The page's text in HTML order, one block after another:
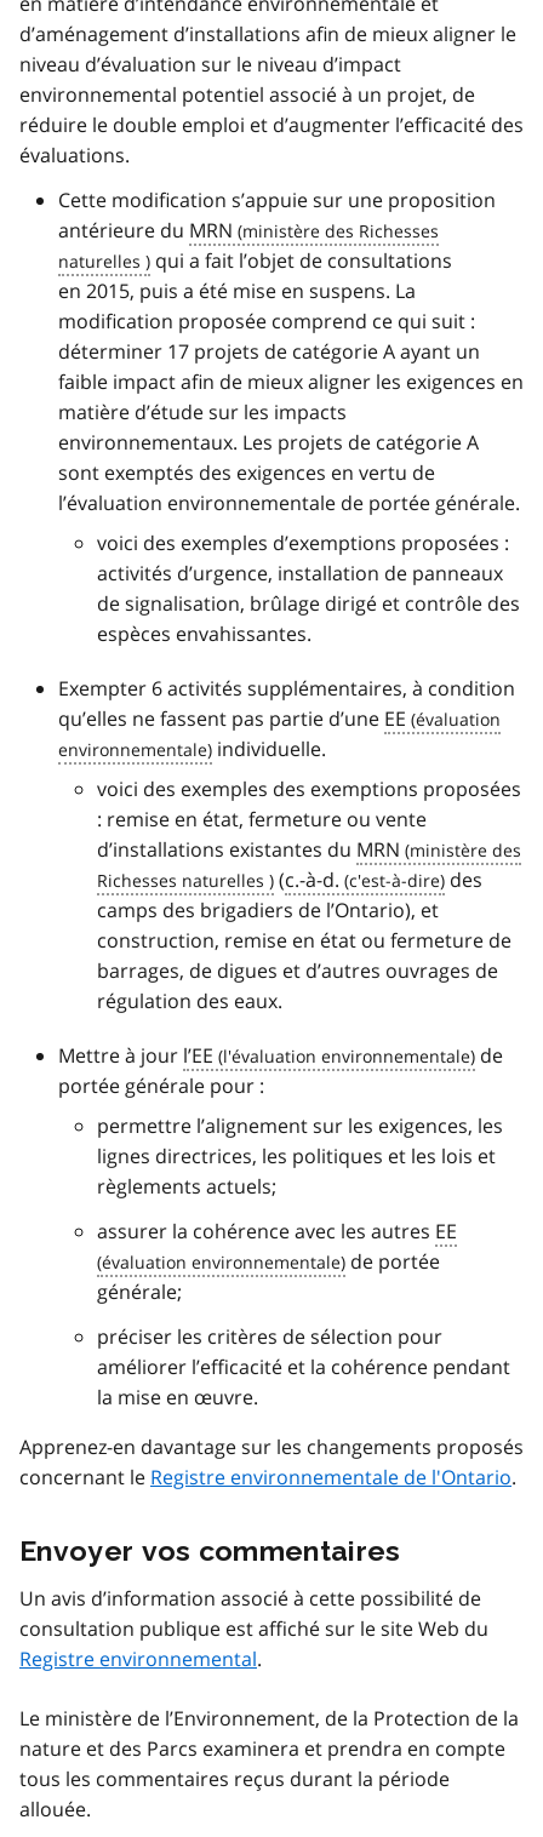
d’aménagement d’installations afin de mieux aligner le
niveau d’évaluation sur le niveau d’impact
environnemental potentiel associé à un projet, de
réduire le double emploi et d’augmenter l’efficacité des
évaluations.
Cette modification s’appuie sur une proposition
antérieure du MRN
qui a fait l’objet de consultations
en 2015, puis a été mise en suspens. La
modification proposée comprend ce qui suit :
déterminer 17 projets de catégorie A ayant un
faible impact afin de mieux aligner les exigences en
matière d’étude sur les impacts
environnementaux. Les projets de catégorie A
sont exemptés des exigences en vertu de
l’évaluation environnementale de portée générale.
voici des exemples d’exemptions proposées :
activités d’urgence, installation de panneaux
de signalisation, brûlage dirigé et contrôle des
espèces envahissantes.
Exempter 6 activités supplémentaires, à condition
qu’elles ne fassent pas partie d’une EE
individuelle.
voici des exemples des exemptions proposées
: remise en état, fermeture ou vente
d’installations existantes du MRN
(c.-à-d.
des
camps des brigadiers de l’Ontario), et
construction, remise en état ou fermeture de
barrages, de digues et d’autres ouvrages de
régulation des eaux.
Mettre à jour l’EE
de
portée générale pour :
permettre l’alignement sur les exigences, les
lignes directrices, les politiques et les lois et
règlements actuels;
assurer la cohérence avec les autres EE
de portée
générale;
préciser les critères de sélection pour
améliorer l’efficacité et la cohérence pendant
la mise en œuvre.
Apprenez-en davantage sur les changements proposés
concernant le Registre environnementale de l'Ontario.
Envoyer vos commentaires
Un avis d’information associé à cette possibilité de
consultation publique est affiché sur le site Web du
Registre environnemental.
Le ministère de l’Environnement, de la Protection de la
nature et des Parcs examinera et prendra en compte
tous les commentaires reçus durant la période
allouée.